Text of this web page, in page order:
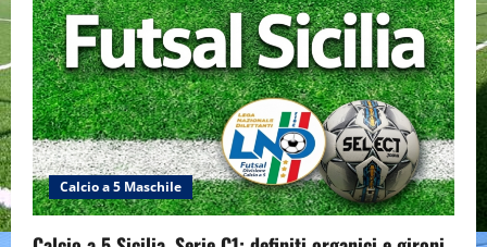
Calcio a 5 Maschile